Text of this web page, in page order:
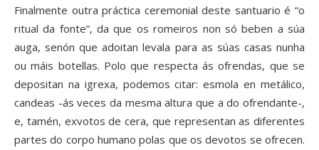
Finalmente outra práctica ceremonial deste santuario é “o
ritual da fonte”, da que os romeiros non só beben a súa
auga, senón que adoitan levala para as súas casas nunha
ou máis botellas. Polo que respecta ás ofrendas, que se
depositan na igrexa, podemos citar: esmola en metálico,
candeas -ás veces da mesma altura que a do ofrendante-,
e, tamén, exvotos de cera, que representan as diferentes
partes do corpo humano polas que os devotos se ofrecen.